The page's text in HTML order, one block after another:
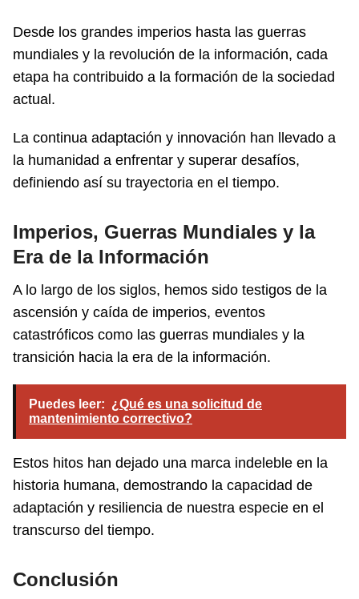
Desde los grandes imperios hasta las guerras
mundiales y la revolución de la información, cada
etapa ha contribuido a la formación de la sociedad
actual.
La continua adaptación y innovación han llevado a
la humanidad a enfrentar y superar desafíos,
definiendo así su trayectoria en el tiempo.
Imperios, Guerras Mundiales y la
Era de la Información
A lo largo de los siglos, hemos sido testigos de la
ascensión y caída de imperios, eventos
catastróficos como las guerras mundiales y la
transición hacia la era de la información.
Puedes leer: ¿Qué es una solicitud de
mantenimiento correctivo?
Estos hitos han dejado una marca indeleble en la
historia humana, demostrando la capacidad de
adaptación y resiliencia de nuestra especie en el
transcurso del tiempo.
Conclusión